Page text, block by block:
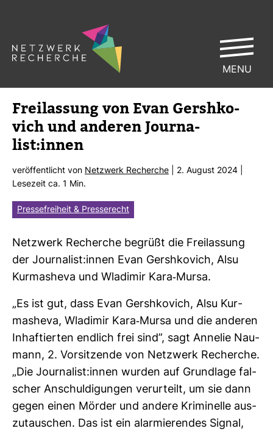
Frei­las­sung von Evan Gersh­ko­
vich und anderen Jour­na­
list:innen
ver­öf­fent­licht von Netz­werk Recherche | 2. August 2024 |
Lese­zeit ca. 1 Min.
Pressefreiheit & Presserecht
Netz­werk Recherche begrüßt die Frei­las­sung
der Jour­na­list:innen Evan Gersh­ko­vich, Alsu
Kur­mas­heva und Wla­dimir Kara-​Mursa.
„Es ist gut, dass Evan Gersh­ko­vich, Alsu Kur­
mas­heva, Wla­dimir Kara-​Mursa und die anderen
Inhaf­tierten end­lich frei sind”, sagt Annelie Nau­
mann, 2. Vor­sit­zende von Netz­werk Recherche.
„Die Jour­na­list:innen wurden auf Grund­lage fal­
scher Anschul­di­gungen ver­ur­teilt, um sie dann
gegen einen Mörder und andere Kri­mi­nelle aus­
zu­tau­schen. Das ist ein alar­mie­rendes Signal,
MENU